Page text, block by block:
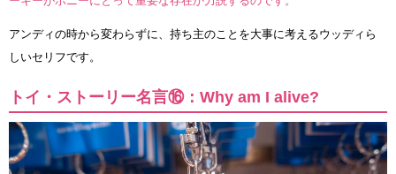
アンディの時から変わらずに、持ち主のことを大事に考えるウッディら
しいセリフです。
トイ・ストーリー名言⑯：Why am I alive?